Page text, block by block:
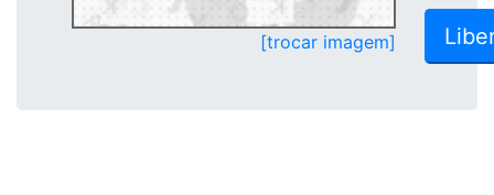
[trocar imagem]